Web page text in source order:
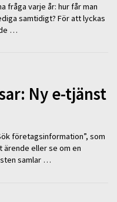
fråga varje år: hur får man
samtidigt? För att lyckas
…
Ny e-tjänst
företagsinformation”, som
eller se om en
samlar …